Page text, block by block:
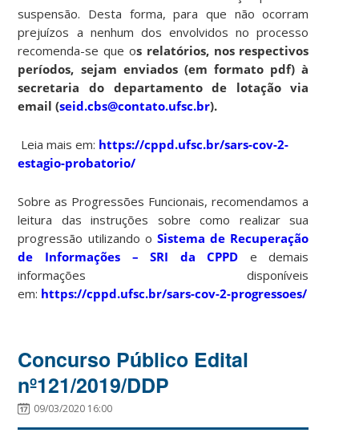
suspensão. Desta forma, para que não ocorram
prejuízos a nenhum dos envolvidos no processo
recomenda-se que os relatórios, nos respectivos
períodos, sejam enviados (em formato pdf) à
secretaria do departamento de lotação via
email (seid.cbs@contato.ufsc.br).
Leia mais em: https://cppd.ufsc.br/sars-cov-2-
estagio-probatorio/
Sobre as Progressões Funcionais, recomendamos a
leitura das instruções sobre como realizar sua
progressão utilizando o Sistema de Recuperação
de Informações – SRI da CPPD e demais
informações disponíveis
em: https://cppd.ufsc.br/sars-cov-2-progressoes/
Concurso Público Edital
nº121/2019/DDP
09/03/2020 16:00